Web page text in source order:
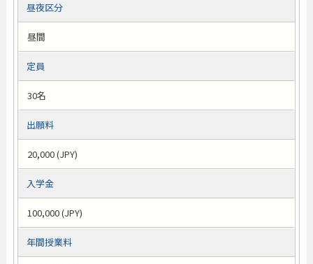
昼夜区分
昼間
定員
30名
出願料
20,000 (JPY)
入学金
100,000 (JPY)
年間授業料